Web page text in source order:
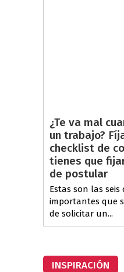
¿Te va mal
un trabajo?
checklist de
tienes que
de postular
Estas son las seis
importantes que
de solicitar un...
INSPIRACIÓN